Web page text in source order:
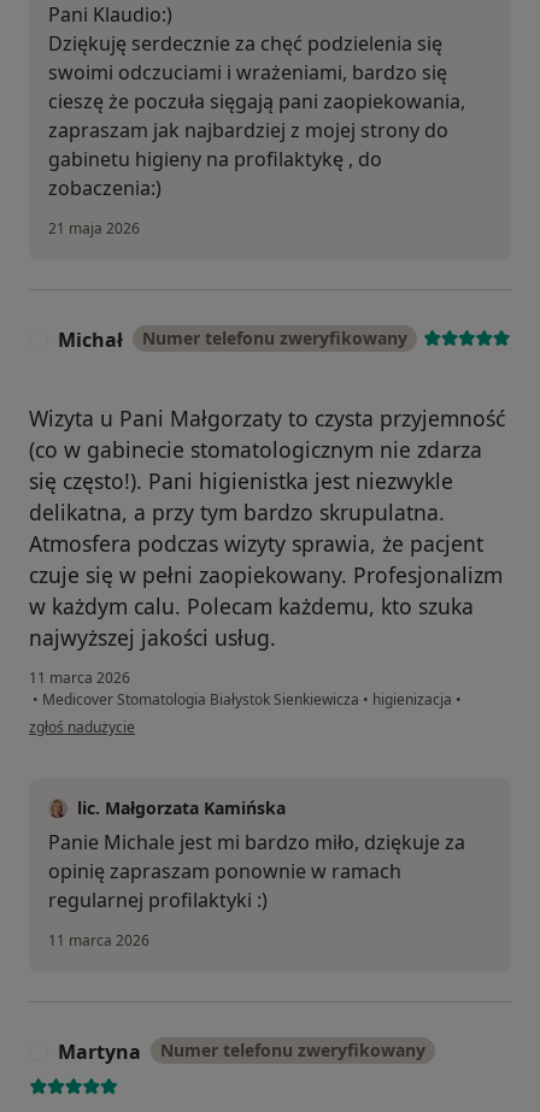
Pani Klaudio:)
Dziękuję serdecznie za chęć podzielenia się
swoimi odczuciami i wrażeniami, bardzo się
cieszę że poczuła sięgają pani zaopiekowania,
zapraszam jak najbardziej z mojej strony do
gabinetu higieny na profilaktykę , do
zobaczenia:)
21 maja 2026
Michał Numer telefonu zweryfikowany
Wizyta u Pani Małgorzaty to czysta przyjemność
(co w gabinecie stomatologicznym nie zdarza
się często!). Pani higienistka jest niezwykle
delikatna, a przy tym bardzo skrupulatna.
Atmosfera podczas wizyty sprawia, że pacjent
czuje się w pełni zaopiekowany. Profesjonalizm
w każdym calu. Polecam każdemu, kto szuka
najwyższej jakości usług.
11 marca 2026
• Medicover Stomatologia Białystok Sienkiewicza • higienizacja •
w opinii użytkownika Michał
zgłoś nadużycie
lic. Małgorzata Kamińska
Panie Michale jest mi bardzo miło, dziękuje za
opinię zapraszam ponownie w ramach
regularnej profilaktyki :)
11 marca 2026
Martyna Numer telefonu zweryfikowany